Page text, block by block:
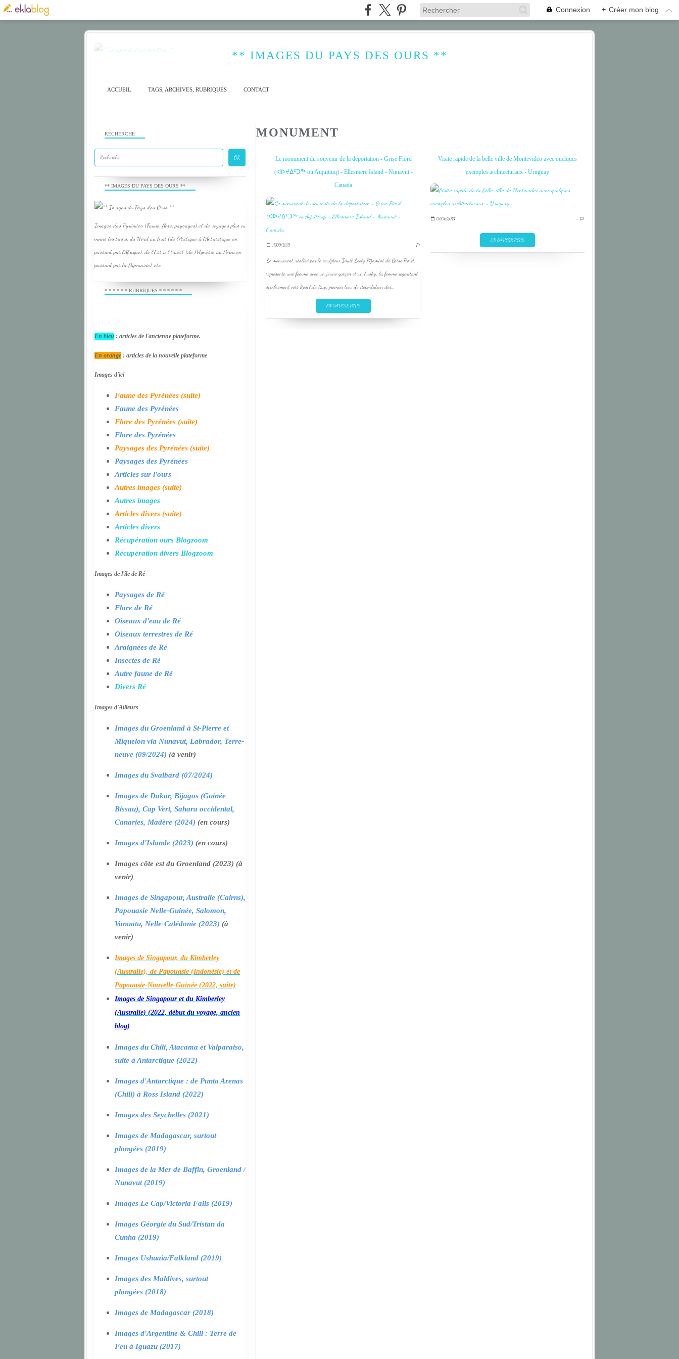
Connexion + Créer mon blog
** IMAGES DU PAYS DES OURS **
ACCUEIL TAGS, ARCHIVES, RUBRIQUES CONTACT
MONUMENT
Le monument du souvenir de la déportation - Grise Fiord
(ᐊᐅᔪᐃᑦᑐᖅ ou Aujuittuq) - Ellesmere Island - Nunavut -
Canada
ELLESMERE ISLAND
17/09/2019 …
Le monument, réalisé par le sculpteur Inuit Looty Pijamini de Grise Fiord,
représente une femme avec un jeune garçon et un husky, la femme regardant
sombrement vers Resolute Bay, premier lieu de déportation des...
EN SAVOIR PLUS
Visite rapide de la belle ville de Montevideo avec quelques
exemples architecturaux - Uruguay
07/06/2013 …
EN SAVOIR PLUS
RECHERCHE
** IMAGES DU PAYS DES OURS **
Images des Pyrénées (Faune, flore, paysages) et de voyages plus ou
moins lointains, du Nord au Sud (de l'Arctique à l'Antarctique en
passant par l'Afrique), de l'Est à l'Ouest (de Polynésie au Pérou en
passant par la Papouasie), etc.
* * * * * * RUBRIQUES * * * * * *
En bleu : articles de l'ancienne plateforme.
En orange : articles de la nouvelle plateforme
Images d'ici
Faune des Pyrénées (suite)
Faune des Pyrénées
Flore des Pyrénées (suite)
Flore des Pyrénées
Paysages des Pyrénées (suite)
Paysages des Pyrénées
Articles sur l'ours
Autres images (suite)
Autres images
Articles divers (suite)
Articles divers
Récupération ours Blogzoom
Récupération divers Blogzoom
Images de l'île de Ré
Paysages de Ré
Flore de Ré
Oiseaux d'eau de Ré
Oiseaux terrestres de Ré
Araignées de Ré
Insectes de Ré
Autre faune de Ré
Divers Ré
Images d'Ailleurs
Images du Groenland à St-Pierre et
Miquelon via Nunavut, Labrador, Terre-
neuve (09/2024) (à venir)
Images du Svalbard (07/2024)
Images de Dakar, Bijagos (Guinée
Bissau), Cap Vert, Sahara occidental,
Canaries, Madère (2024) (en cours)
Images d'Islande (2023) (en cours)
Images côte est du Groenland (2023) (à
venir)
Images de Singapour, Australie (Cairns),
Papouasie Nelle-Guinée, Salomon,
Vanuatu, Nelle-Calédonie (2023) (à
venir)
Images de Singapour, du Kimberley
(Australie), de Papouasie (Indonésie) et de
Papouasie-Nouvelle-Guinée (2022, suite)
Images de Singapour et du Kimberley
(Australie) (2022, début du voyage, ancien
blog)
Images du Chili, Atacama et Valparaiso,
suite à Antarctique (2022)
Images d'Antarctique : de Punta Arenas
(Chili) à Ross Island (2022)
Images des Seychelles (2021)
Images de Madagascar, surtout
plongées (2019)
Images de la Mer de Baffin, Groenland /
Nunavut (2019)
Images Le Cap/Victoria Falls (2019)
Images Géorgie du Sud/Tristan da
Cunha (2019)
Images Ushuaia/Falkland (2019)
Images des Maldives, surtout
plongées (2018)
Images de Madagascar (2018)
Images d'Argentine & Chili : Terre de
Feu à Iguazu (2017)